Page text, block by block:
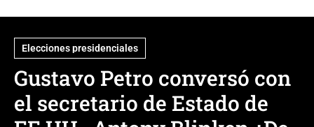
Elecciones presidenciales
Gustavo Petro conversó con
el secretario de Estado de